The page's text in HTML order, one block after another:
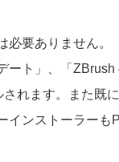
要ありません。
ト」、「ZBrush
れます。また既
ンストーラーも